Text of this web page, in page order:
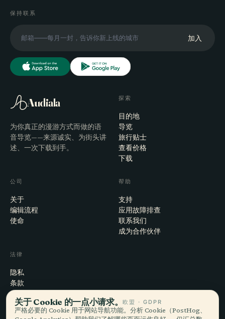
保持联系
加入
Audiala
为你真正的漫游方式而做的语
音导览——来源诚实、为街头讲
述、一次下载到手。
探索
目的地
导览
旅行贴士
查看价格
下载
公司
关于
编辑流程
使命
帮助
支持
应用故障排查
联系我们
成为合作伙伴
法律
隐私
条款
Cookie 设置
注销账户
关于 Cookie 的一点小请求。欧盟 · GDPR
严格必要的 Cookie 用于网站导航功能。分析 Cookie（PostHog、